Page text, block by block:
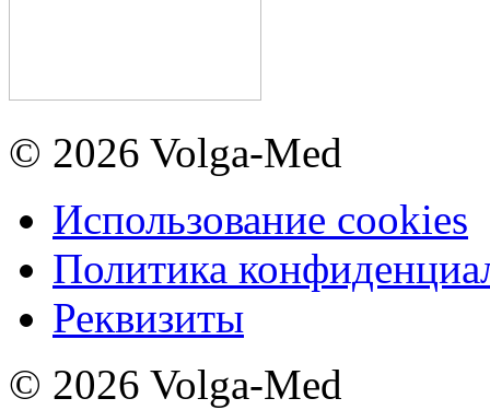
© 2026 Volga-Med
Использование cookies
Политика
Реквизиты
© 2026 Volga-Med